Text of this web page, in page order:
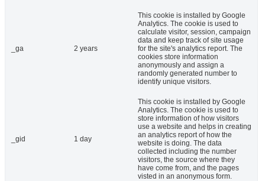
_ga 2 years
This cookie is installed by Google
Analytics. The cookie is used to
calculate visitor, session, campaign
data and keep track of site usage
for the site's analytics report. The
cookies store information
anonymously and assign a
randomly generated number to
identify unique visitors.
_gid 1 day
This cookie is installed by Google
Analytics. The cookie is used to
store information of how visitors
use a website and helps in creating
an analytics report of how the
website is doing. The data
collected including the number
visitors, the source where they
have come from, and the pages
visted in an anonymous form.